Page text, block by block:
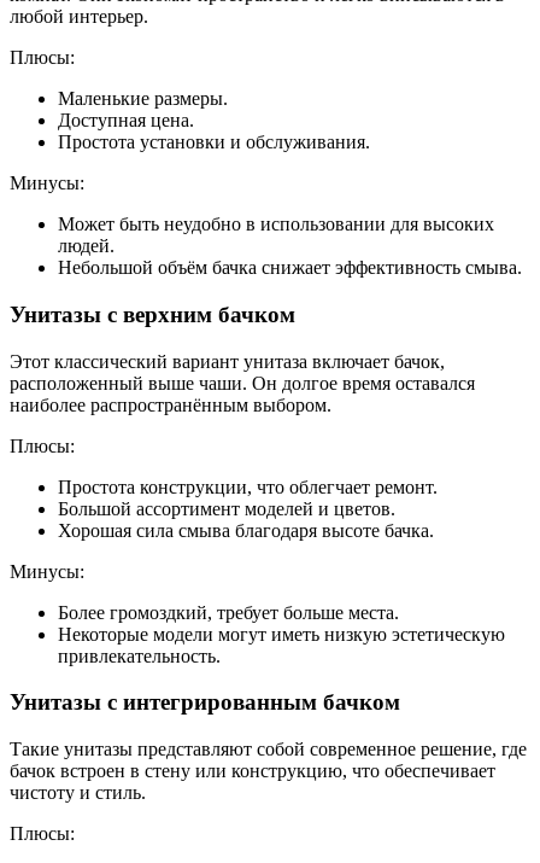
любой интерьер.
Плюсы:
Маленькие размеры.
Доступная цена.
Простота установки и обслуживания.
Минусы:
Может быть неудобно в использовании для высоких
людей.
Небольшой объём бачка снижает эффективность смыва.
Унитазы с верхним бачком
Этот классический вариант унитаза включает бачок,
расположенный выше чаши. Он долгое время оставался
наиболее распространённым выбором.
Плюсы:
Простота конструкции, что облегчает ремонт.
Большой ассортимент моделей и цветов.
Хорошая сила смыва благодаря высоте бачка.
Минусы:
Более громоздкий, требует больше места.
Некоторые модели могут иметь низкую эстетическую
привлекательность.
Унитазы с интегрированным бачком
Такие унитазы представляют собой современное решение, где
бачок встроен в стену или конструкцию, что обеспечивает
чистоту и стиль.
Плюсы: